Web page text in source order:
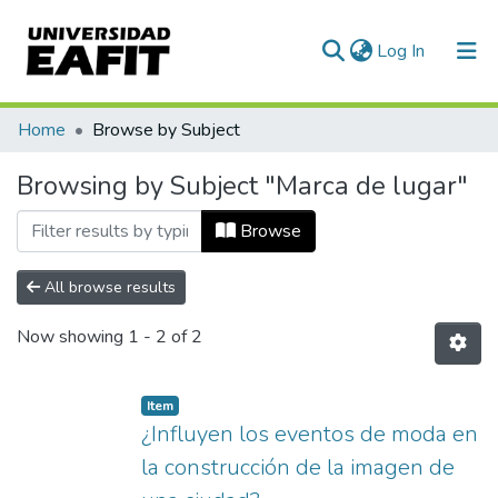
Log In (current)
Communities & Collections
All of DSpace
Home Browse by Subject
Browsing by Subject "Marca de lugar"
Browse
All browse results
Now showing 1 - 2 of 2
Item
¿Influyen los eventos de moda en
la construcción de la imagen de